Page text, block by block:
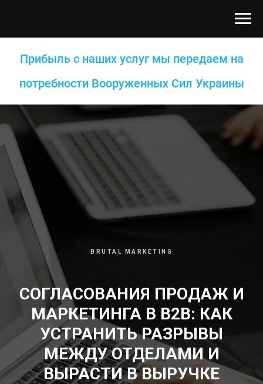
Прибыль с наших услуг мы передаем на
потребности Вооруженных Сил Украины
BRUTAL MARKETING
СОГЛАСОВАНИЯ ПРОДАЖ И
МАРКЕТИНГА В B2B: КАК
УСТРАНИТЬ РАЗРЫВЫ
МЕЖДУ ОТДЕЛАМИ И
ВЫРАСТИ В ВЫРУЧКЕ